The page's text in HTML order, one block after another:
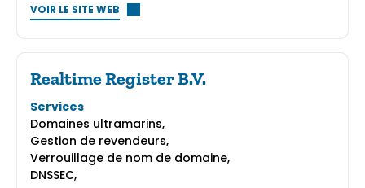
VOIR LE SITE WEB
Realtime Register B.V.
Services
Domaines ultramarins,
Gestion de revendeurs,
Verrouillage de nom de domaine,
DNSSEC,